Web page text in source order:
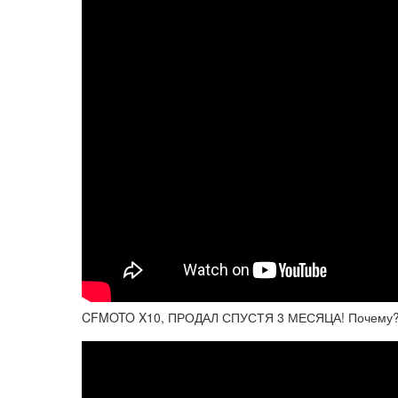
CFMOTO X10, ПРОДАЛ СПУСТЯ 3 МЕСЯЦА!